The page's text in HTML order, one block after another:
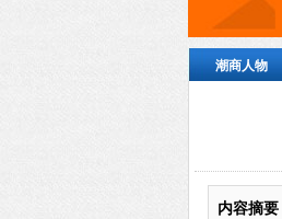
潮商人物
内容摘要